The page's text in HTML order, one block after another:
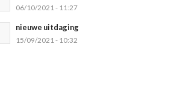
06/10/2021 - 11:27
nieuwe uitdaging
15/09/2021 - 10:32